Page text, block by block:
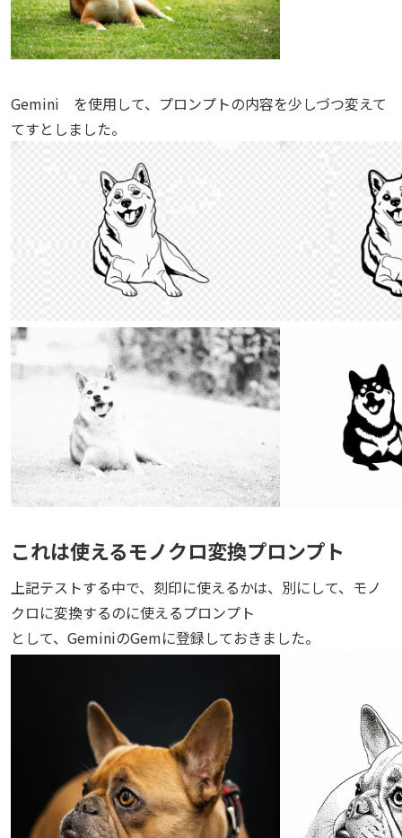
Gemini を使用して、プロンプトの内容を少しづつ変えて
てすとしました。
これは使えるモノクロ変換プロンプト
上記テストする中で、刻印に使えるかは、別にして、モノ
クロに変換するのに使えるプロンプト
として、GeminiのGemに登録しておきました。